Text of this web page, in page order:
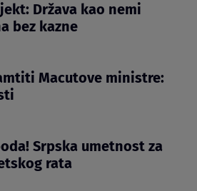
Država kao nemi
bez kazne
Macutove ministre:
Srpska umetnost za
rata